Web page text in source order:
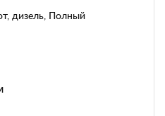
дизель, Полный